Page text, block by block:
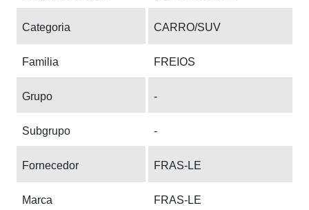
Categoria CARRO/SUV
Familia FREIOS
Grupo -
Subgrupo -
Fornecedor FRAS-LE
Marca FRAS-LE